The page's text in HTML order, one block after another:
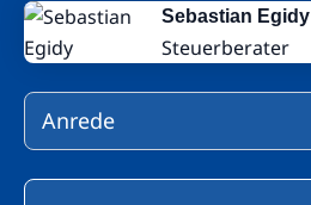
Sebastian Egidy
Steuerberater
Bitte lasse dieses Feld leer.